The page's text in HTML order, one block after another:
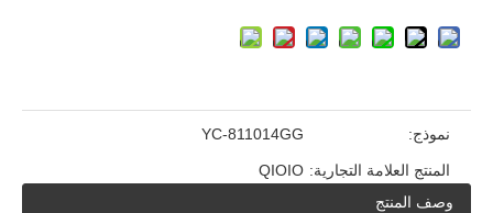
نموذج: YC-811014GG
المنتج العلامة التجارية: QIOIO
وصف المنتج